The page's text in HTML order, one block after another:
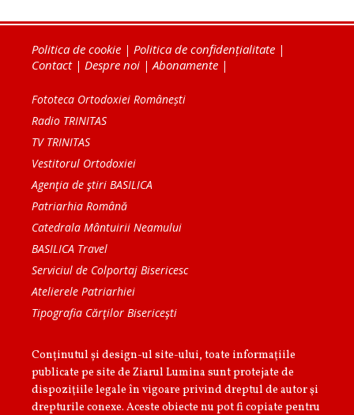
Politica de cookie | Politica de confidențialitate |
Contact| Despre noi | Abonamente |
Fototeca Ortodoxiei Românești
Radio TRINITAS
TV TRINITAS
Vestitorul Ortodoxiei
Agenţia de ştiri BASILICA
Patriarhia Română
Catedrala Mântuirii Neamului
BASILICA Travel
Serviciul de Colportaj Bisericesc
Atelierele Patriarhiei
Tipografia Cărţilor Bisericeşti
Conținutul și design-ul site-ului, toate informaţiile
publicate pe site de Ziarul Lumina sunt protejate de
dispoziţiile legale în vigoare privind dreptul de autor şi
drepturile conexe. Aceste obiecte nu pot fi copiate pentru